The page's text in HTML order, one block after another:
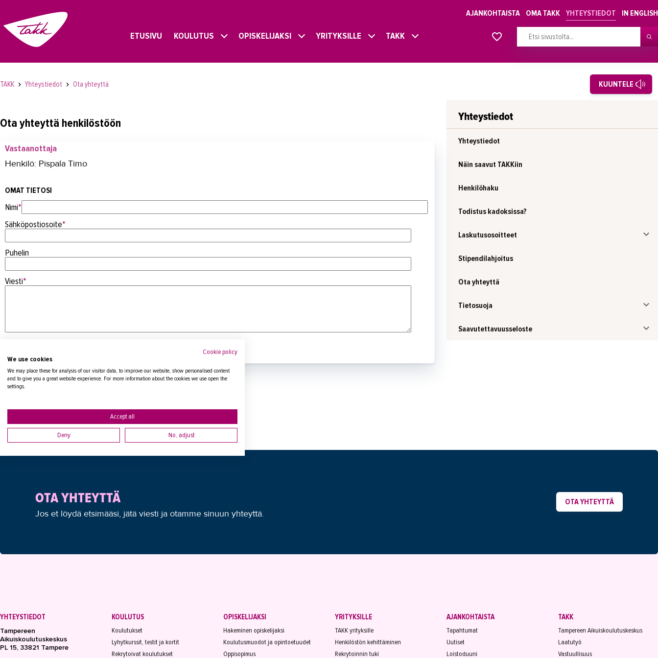
AJANKOHTAISTA OMA TAKK YHTEYSTIEDOT IN ENGLISH
ETUSIVU KOULUTUS OPISKELIJAKSI YRITYKSILLE TAKK
TAKK Yhteystiedot Ota yhteyttä KUUNTELE
Ota yhteyttä henkilöstöön
Vastaanottaja
Henkilö: Pispala Timo
OMAT TIETOSI
Nimi*
Sähköpostiosoite*
Puhelin
Viesti*
Tietosuojaseloste
Yhteystiedot
Yhteystiedot
Näin saavut TAKKiin
Henkilöhaku
Todistus kadoksissa?
Laskutusosoitteet
Stipendilahjoitus
Ota yhteyttä
Tietosuoja
Saavutettavuusseloste
OTA YHTEYTTÄ
Jos et löydä etsimääsi, jätä viesti ja otamme sinuun yhteyttä.
OTA YHTEYTTÄ
YHTEYSTIEDOT
Tampereen
Aikuiskoulutuskeskus
PL 15, 33821 Tampere
KOULUTUS
Koulutukset
Lyhytkurssit, testit ja kortit
Rekrytoivat koulutukset
OPISKELIJAKSI
Hakeminen opiskelijaksi
Koulutusmuodot ja opintoetuudet
Oppisopimus
YRITYKSILLE
TAKK yrityksille
Henkilöstön kehittäminen
Rekrytoinnin tuki
AJANKOHTAISTA
Tapahtumat
Uutiset
Loistoduuni
TAKK
Tampereen Aikuiskoulutuskeskus
Laatutyö
Vastuullisuus
Alkavat koulutukset osiosta
Cookie policy
We use cookies
We may place these for analysis of our visitor data, to improve our website, show personalised content
and to give you a great website experience. For more information about the cookies we use open the
settings.
Accept all
Deny No, adjust